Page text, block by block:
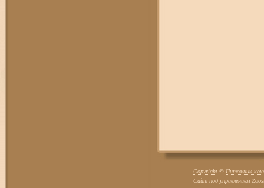
Copyright © Питомник
Сайт под управлением